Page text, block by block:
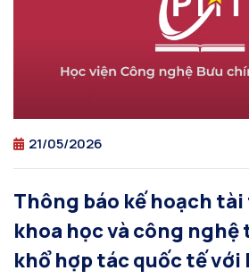
21/05/2026
Thông báo kế hoạch
khoa học và công
khổ hợp tác quốc tế với